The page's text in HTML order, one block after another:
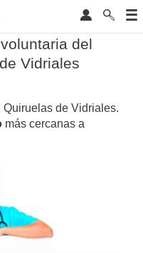
del
Vidriales
de Vidriales.
más cercanas a